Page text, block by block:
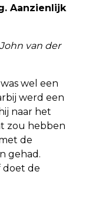
Aanzienlijk
van der
wel een
werd een
naar het
zou hebben
de
gehad.
doet de